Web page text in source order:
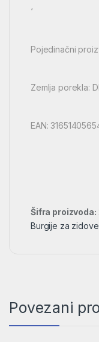
‘
Pojedinačni
Zemlja porekla:
EAN:
Šifra proizvoda:
Burgije za
Povezani